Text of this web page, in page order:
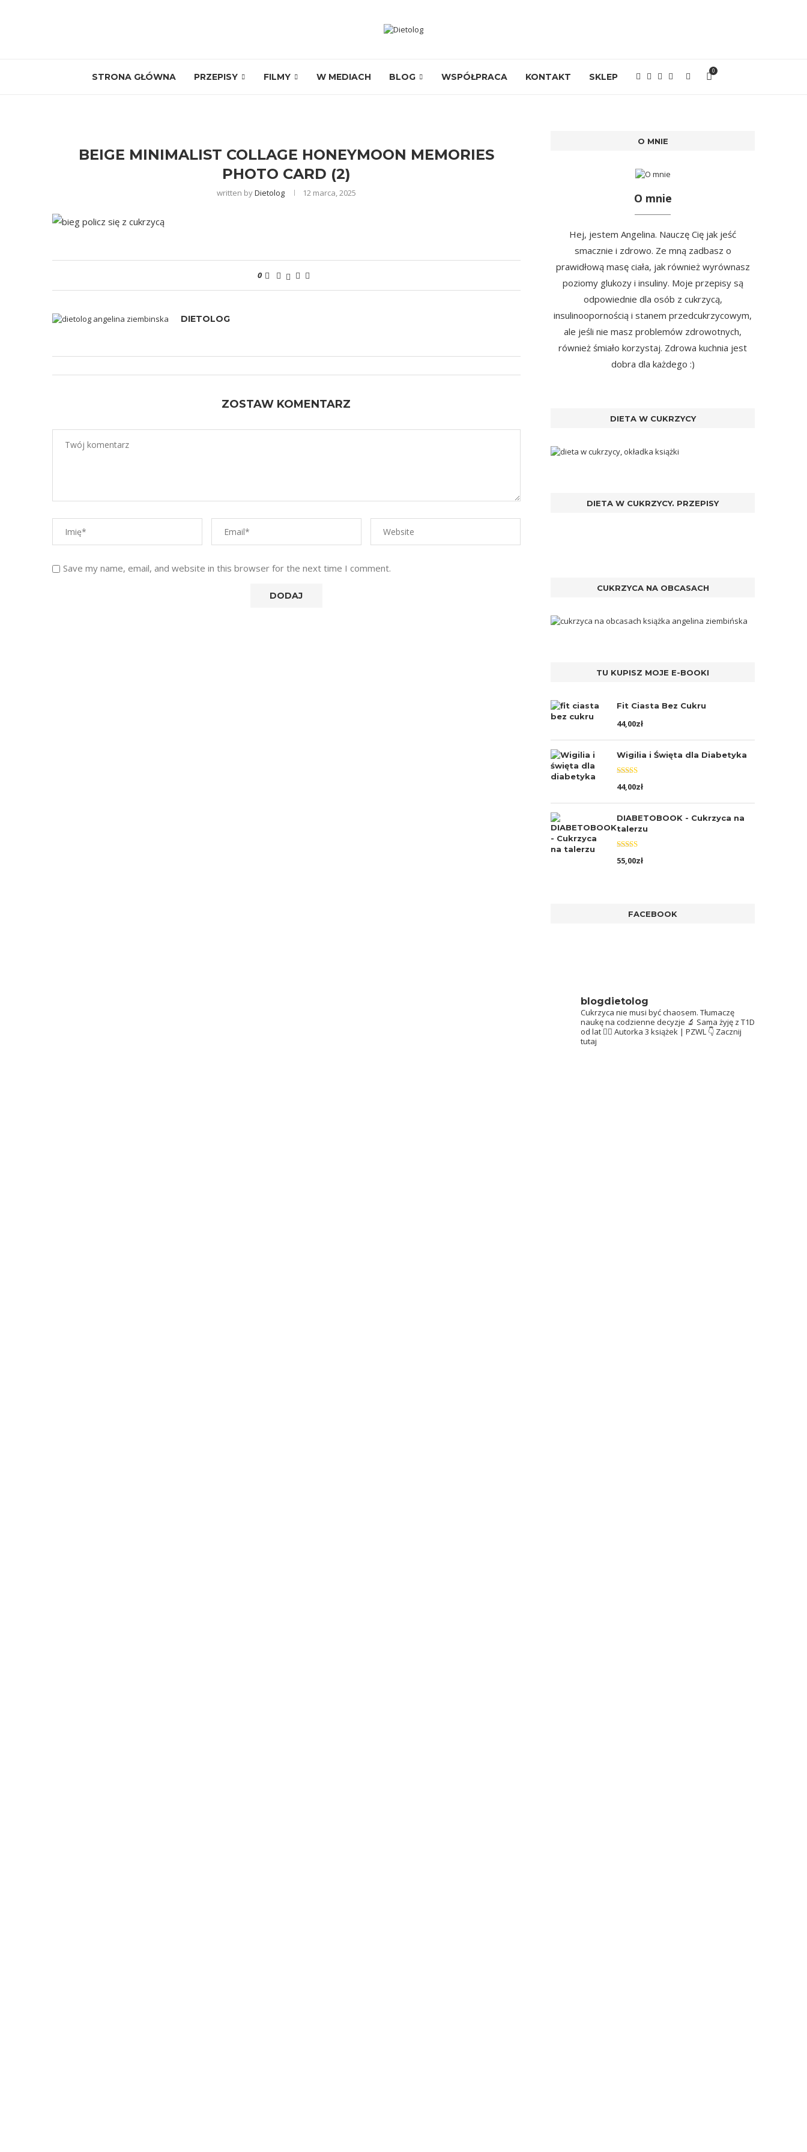
STRONA GŁÓWNA PRZEPISY FILMY W MEDIACH BLOG WSPÓŁPRACA KONTAKT SKLEP
0
BEIGE MINIMALIST COLLAGE HONEYMOON MEMORIES
PHOTO CARD (2)
written byDietolog 12 marca, 2025
0
DIETOLOG
ZOSTAW KOMENTARZ
Save my name, email, and website in this browser for the next time I comment.
O MNIE
O mnie
Hej, jestem Angelina. Nauczę Cię jak jeść
smacznie i zdrowo. Ze mną zadbasz o
prawidłową masę ciała, jak również wyrównasz
poziomy glukozy i insuliny. Moje przepisy są
odpowiednie dla osób z cukrzycą,
insulinoopornością i stanem przedcukrzycowym,
ale jeśli nie masz problemów zdrowotnych,
również śmiało korzystaj. Zdrowa kuchnia jest
dobra dla każdego :)
DIETA W CUKRZYCY
DIETA W CUKRZYCY. PRZEPISY
CUKRZYCA NA OBCASACH
TU KUPISZ MOJE E-BOOKI
Fit Ciasta Bez Cukru
44,00zł
Wigilia i Święta dla Diabetyka
Oceniono
5.00na 5
44,00zł
DIABETOBOOK - Cukrzyca na
talerzu
Oceniono
5.00na 5
55,00zł
FACEBOOK
blogdietolog
Cukrzyca nie musi być chaosem. Tłumaczę
naukę na codzienne decyzje 🔬 Sama żyję z T1D
od lat 👩‍⚕️ Autorka 3 książek | PZWL 👇 Zacznij
tutaj